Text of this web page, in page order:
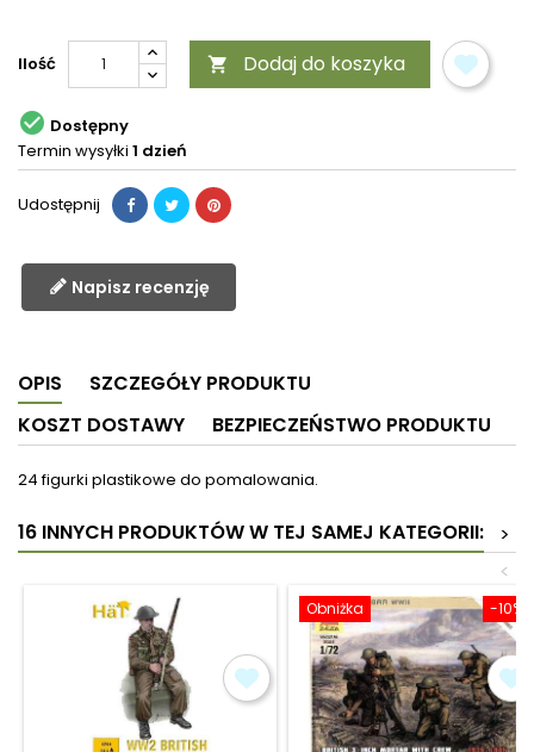
Ilość  Dodaj do koszyka
 Dostępny
Termin wysyłki 1 dzień
Udostępnij
Napisz recenzję
OPIS
SZCZEGÓŁY PRODUKTU
KOSZT DOSTAWY
BEZPIECZEŃSTWO PRODUKTU
24 figurki plastikowe do pomalowania.
16 INNYCH PRODUKTÓW W TEJ SAMEJ KATEGORII:
>
<
-10%
Obniżka